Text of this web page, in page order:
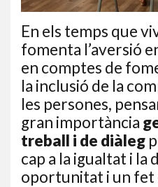
En els temps que
fomenta l’aversió
en comptes de
la inclusió de la
les persones,
gran importància
treball i de diàleg
cap a la igualtat i la
oportunitat i un fet